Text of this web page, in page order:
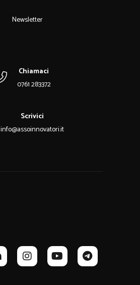
Newsletter
Chiamaci
0761 283372
Scrivici
info@assoinnovatori.it